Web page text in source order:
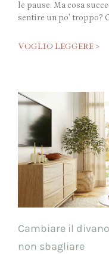
le pause. Ma cosa
sentire un po’ troppo?
VOGLIO LEGGERE >
Cambiare il
non sbagliare